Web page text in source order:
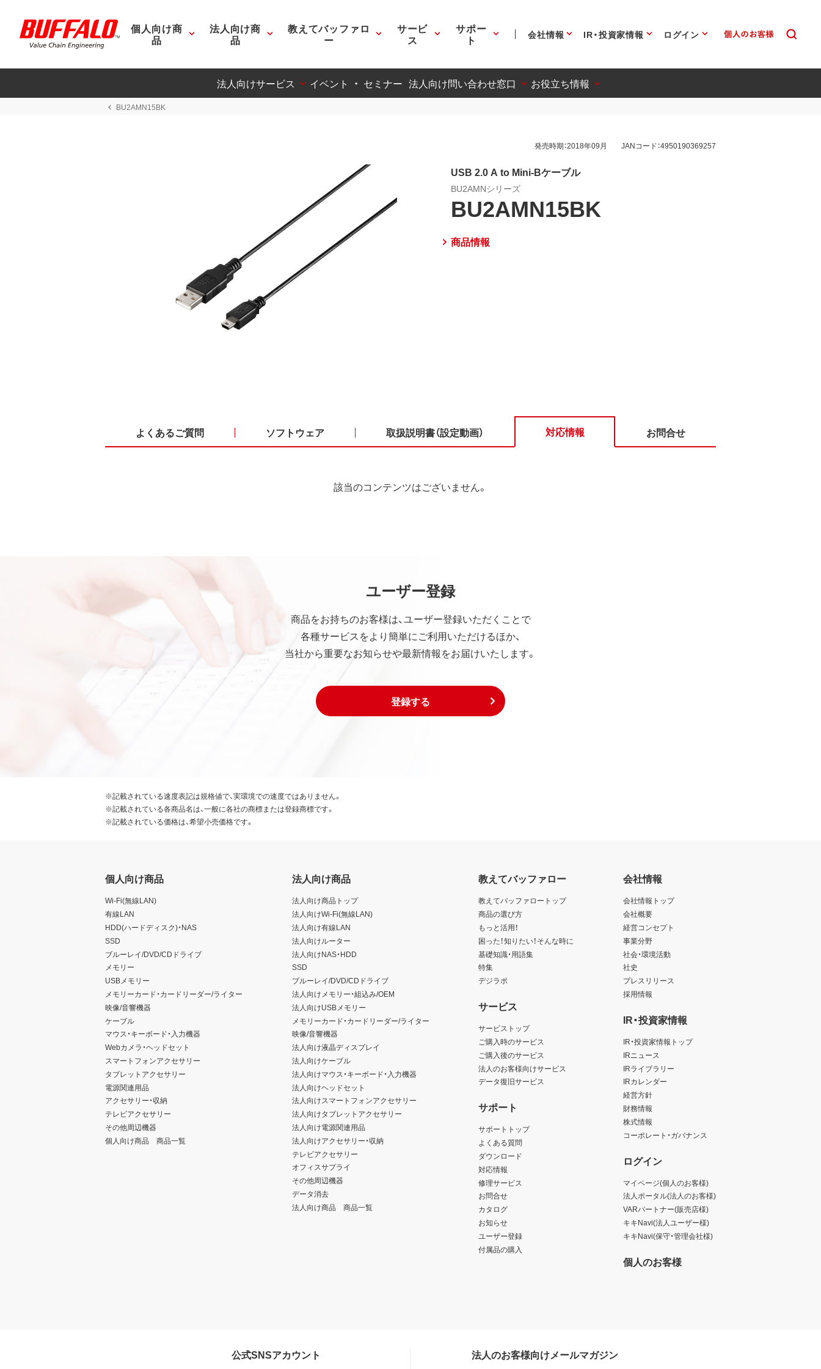
個人向け商
品
法人向け商
品
教えてバッファロ
ー
サービ
ス
サポー
ト 会社情報 IR・投資家情報 ログイン
法人向けサービス イベント ・ セミナー 法人向け問い合わせ窓口 お役立ち情報
BU2AMN15BK
発売時期：2018年09月 JANコード：4950190369257
USB 2.0 A to Mini-Bケーブル
BU2AMNシリーズ
BU2AMN15BK
商品情報
よくあるご質問 ソフトウェア 取扱説明書（設定動画） 対応情報 お問合せ
該当のコンテンツはございません。
ユーザー登録
商品をお持ちのお客様は、ユーザー登録いただくことで
各種サービスをより簡単にご利用いただけるほか、
当社から重要なお知らせや最新情報をお届けいたします。
登録する
※記載されている速度表記は規格値で、実環境での速度ではありません。
※記載されている各商品名は、一般に各社の商標または登録商標です。
※記載されている価格は、希望小売価格です。
個人向け商品
Wi-Fi(無線LAN)
有線LAN
HDD(ハードディスク)・NAS
SSD
ブルーレイ/DVD/CDドライブ
メモリー
USBメモリー
メモリーカード・カードリーダー/ライター
映像/音響機器
ケーブル
マウス・キーボード・入力機器
Webカメラ・ヘッドセット
スマートフォンアクセサリー
タブレットアクセサリー
電源関連用品
アクセサリー・収納
テレビアクセサリー
その他周辺機器
個人向け商品 商品一覧
法人向け商品
法人向け商品トップ
法人向けWi-Fi(無線LAN)
法人向け有線LAN
法人向けルーター
法人向けNAS・HDD
SSD
ブルーレイ/DVD/CDドライブ
法人向けメモリー・組込み/OEM
法人向けUSBメモリー
メモリーカード・カードリーダー/ライター
映像/音響機器
法人向け液晶ディスプレイ
法人向けケーブル
法人向けマウス・キーボード・入力機器
法人向けヘッドセット
法人向けスマートフォンアクセサリー
法人向けタブレットアクセサリー
法人向け電源関連用品
法人向けアクセサリー・収納
テレビアクセサリー
オフィスサプライ
その他周辺機器
データ消去
法人向け商品 商品一覧
教えてバッファロー
教えてバッファロートップ
商品の選び方
もっと活用！
困った！知りたい！そんな時に
基礎知識・用語集
特集
デジラボ
サービス
サービストップ
ご購入時のサービス
ご購入後のサービス
法人のお客様向けサービス
データ復旧サービス
サポート
サポートトップ
よくある質問
ダウンロード
対応情報
修理サービス
お問合せ
カタログ
お知らせ
ユーザー登録
付属品の購入
会社情報
会社情報トップ
会社概要
経営コンセプト
事業分野
社会・環境活動
社史
プレスリリース
採用情報
IR・投資家情報
IR・投資家情報トップ
IRニュース
IRライブラリー
IRカレンダー
経営方針
財務情報
株式情報
コーポレート・ガバナンス
ログイン
マイページ(個人のお客様)
法人ポータル(法人のお客様)
VARパートナー(販売店様)
キキNavi(法人ユーザー様)
キキNavi(保守・管理会社様)
個人のお客様
公式SNSアカウント 法人のお客様向けメールマガジン